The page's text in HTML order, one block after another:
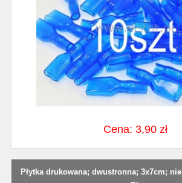
Cena: 3,90 zł
Płytka drukowana; dwustronna; 3x7cm;